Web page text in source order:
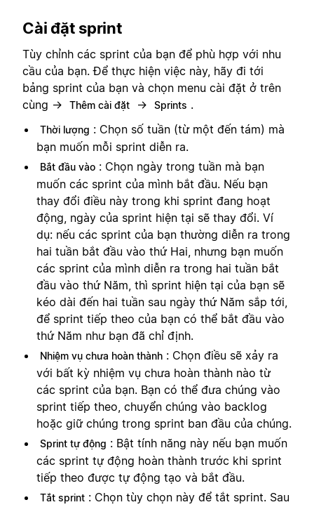
Cài đặt sprint
Tùy chỉnh các sprint của bạn để phù hợp với nhu
cầu của bạn. Để thực hiện việc này, hãy đi tới
bảng sprint của bạn và chọn menu cài đặt ở trên
cùng →
Thêm cài đặt → Sprints .
Thời lượng : Chọn số tuần (từ một đến tám) mà
bạn muốn mỗi sprint diễn ra.
Bắt đầu vào : Chọn ngày trong tuần mà bạn
muốn các sprint của mình bắt đầu. Nếu bạn
thay đổi điều này trong khi sprint đang hoạt
động, ngày của sprint hiện tại sẽ thay đổi. Ví
dụ: nếu các sprint của bạn thường diễn ra trong
hai tuần bắt đầu vào thứ Hai, nhưng bạn muốn
các sprint của mình diễn ra trong hai tuần bắt
đầu vào thứ Năm, thì sprint hiện tại của bạn sẽ
kéo dài đến hai tuần sau ngày thứ Năm sắp tới,
để sprint tiếp theo của bạn có thể bắt đầu vào
thứ Năm như bạn đã chỉ định.
Nhiệm vụ chưa hoàn thành : Chọn điều sẽ xảy ra
với bất kỳ nhiệm vụ chưa hoàn thành nào từ
các sprint của bạn. Bạn có thể đưa chúng vào
sprint tiếp theo, chuyển chúng vào backlog
hoặc giữ chúng trong sprint ban đầu của chúng.
Sprint tự động : Bật tính năng này nếu bạn muốn
các sprint tự động hoàn thành trước khi sprint
tiếp theo được tự động tạo và bắt đầu.
Tắt sprint : Chọn tùy chọn này để tắt sprint. Sau